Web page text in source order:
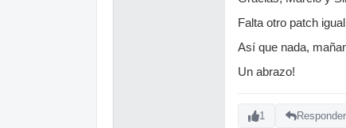
Falta otro patch
Así que nada,
Un abrazo!
1 Responder